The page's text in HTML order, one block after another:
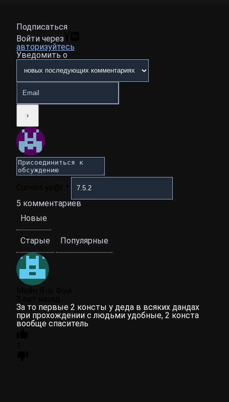
Подписаться
Войти через
авторизуйтесь
Уведомить о
5 комментариев
Новые
Старые Популярные
За то первые 2 консты у деда в всяких дандах
при прохождении с людьми удобные, 2 конста
вообще спаситель